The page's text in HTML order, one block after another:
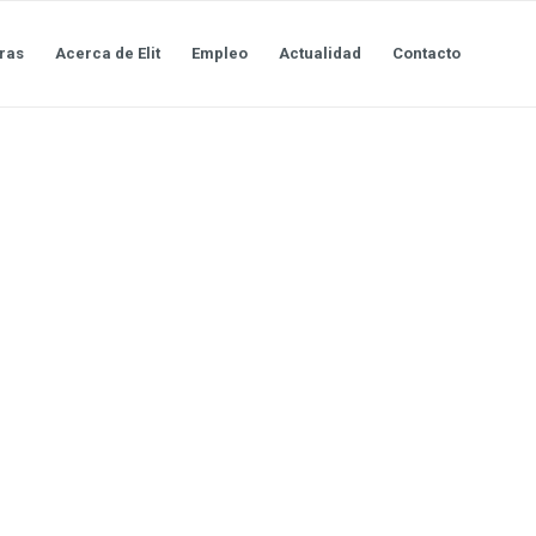
Acerca de Elit Empleo Actualidad Contacto